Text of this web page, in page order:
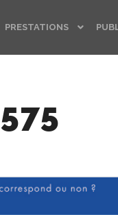
PRESTATIONS